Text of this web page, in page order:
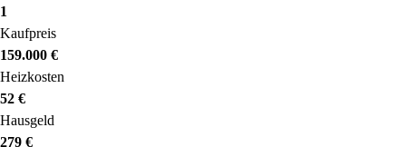
1
Kaufpreis
159.000 €
Heizkosten
52 €
Hausgeld
279 €